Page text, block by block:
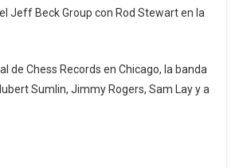
Jeff Beck Group con Rod Stewart en la
de Chess Records en Chicago, la banda
Sumlin, Jimmy Rogers, Sam Lay y a